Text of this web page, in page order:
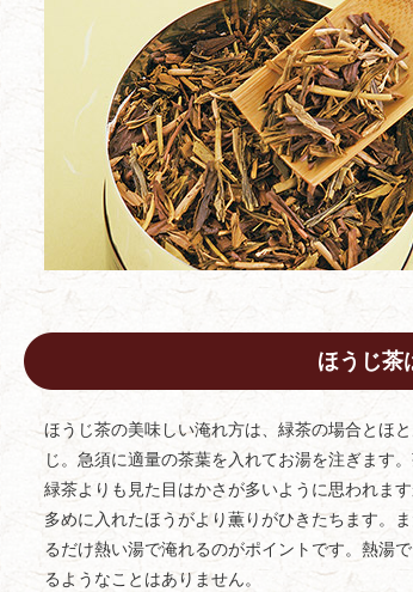
ほうじ茶
ほうじ茶の美味しい淹れ方は、緑茶の場合とほ
じ。急須に適量の茶葉を入れてお湯を注ぎます。
緑茶よりも見た目はかさが多いように思われま
多めに入れたほうがより薫りがひきたちます。
るだけ熱い湯で淹れるのがポイントです。熱湯
るようなことはありません。